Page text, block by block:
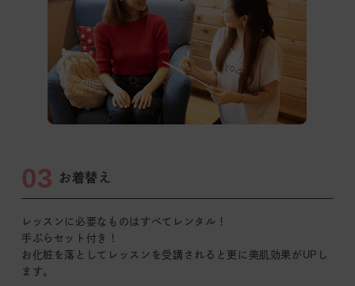
03 お着替え
レッスンに必要なものはすべてレンタル！
手ぶらセット付き！
お化粧を落としてレッスンを受講されると更に美肌効果がUPし
ます｡